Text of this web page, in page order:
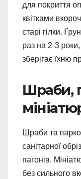
для покриття
квітками
старі гілки.
раз на 2-3
зберігає їхню
Шраби,
Шраби та
санітарної
пагонів.
без сильного